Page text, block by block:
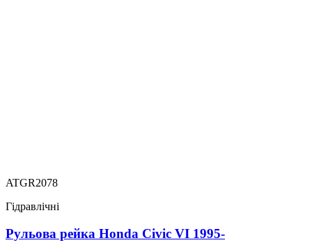
ATGR2078
Гідравлічні
Рульова рейка Honda Civic VI 1995-